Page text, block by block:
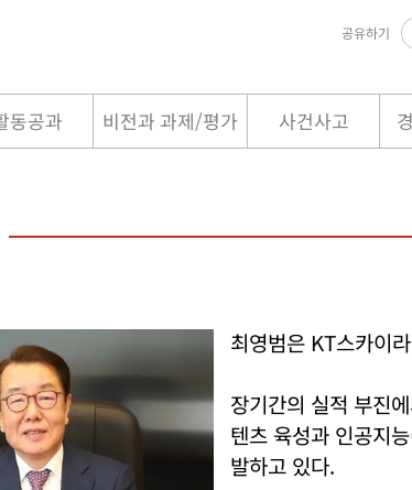
공유하기
동공과 비전과 과제/평가 사건사고
최영범은 KT스카이
장기간의 실적 부진
텐츠 육성과 인공지
발하고 있다.